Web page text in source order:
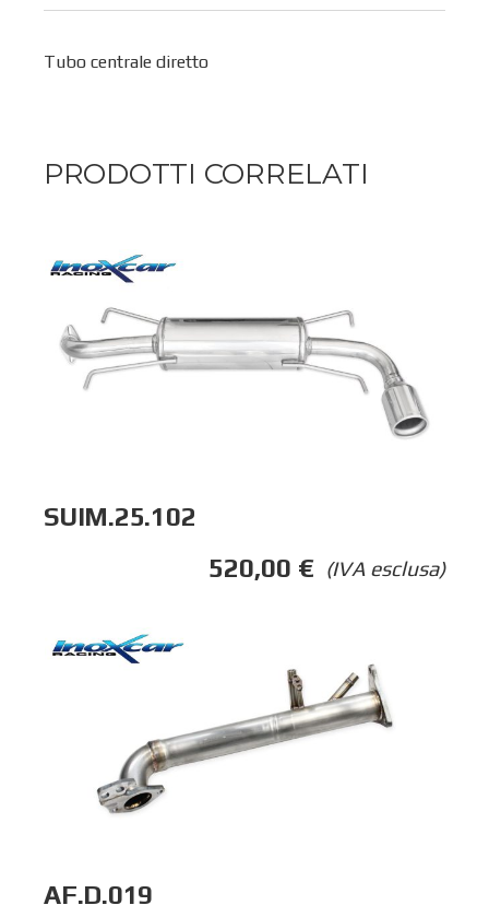
Tubo centrale diretto
PRODOTTI CORRELATI
SUIM.25.102
(IVA esclusa)
520,00 €
AF.D.019